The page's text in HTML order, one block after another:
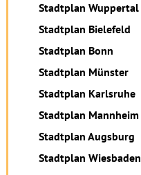
Stadtplan Wuppertal
Stadtplan Bielefeld
Stadtplan Bonn
Stadtplan Münster
Stadtplan Karlsruhe
Stadtplan Mannheim
Stadtplan Augsburg
Stadtplan Wiesbaden